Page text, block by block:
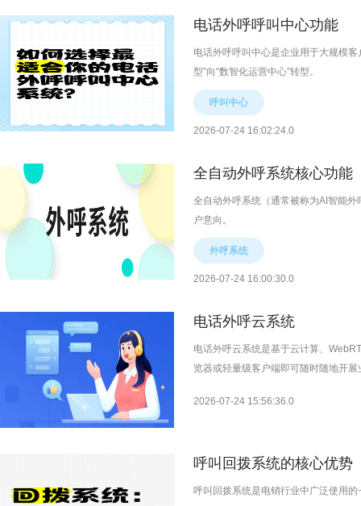
电话外呼呼叫中心功能
电话外呼呼叫中心是企业用于大规模
型”向“数智化运营中心”转型。
呼叫中心
2026-07-24 16:02:24.0
全自动外呼系统核心功能
全自动外呼系统（通常被称为AI智能
户意向。
外呼系统
2026-07-24 16:00:30.0
电话外呼云系统
电话外呼云系统是基于云计算、
览器或轻量级客户端即可随时随地开展
2026-07-24 15:56:36.0
呼叫回拨系统的核心优势
呼叫回拨系统是电销行业中广泛使用